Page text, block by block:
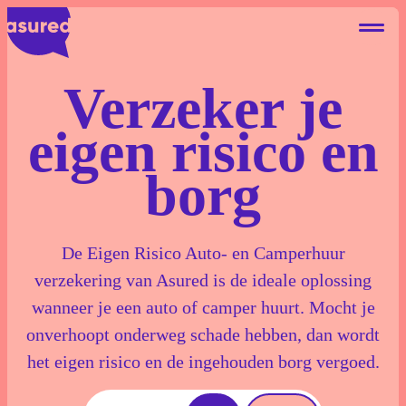
Autohuur Eigen Risico
Deelauto Eigen Risico
Camperhuur Eigen Risico
Over ons
Contact
Blog
Verzeker je
eigen risico en
borg
De Eigen Risico Auto- en Camperhuur
verzekering van Asured is de ideale oplossing
wanneer je een auto of camper huurt. Mocht je
onverhoopt onderweg schade hebben, dan wordt
het eigen risico en de ingehouden borg vergoed.